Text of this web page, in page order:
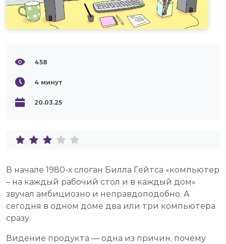
458
4 минут
20.03.25
В начале 1980-х слоган Билла Гейтса «компьютер
– на каждый рабочий стол и в каждый дом»
звучал амбициозно и неправдоподобно. А
сегодня в одном доме два или три компьютера
сразу.
Видение продукта — одна из причин, почему